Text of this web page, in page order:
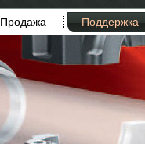
Продажа Поддержка